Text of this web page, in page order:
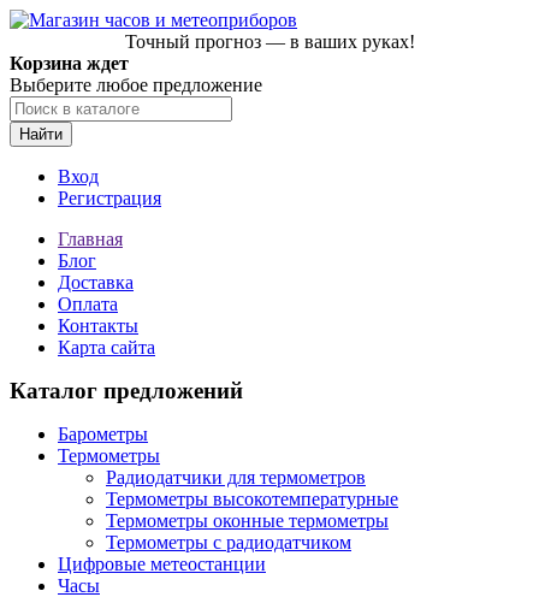
Точный прогноз — в ваших руках!
Корзина ждет
Выберите любое предложение
Найти
Вход
Регистрация
Главная
Блог
Доставка
Оплата
Контакты
Карта сайта
Каталог предложений
Барометры
Термометры
Радиодатчики для термометров
Термометры высокотемпературные
Термометры оконные термометры
Термометры с радиодатчиком
Цифровые метеостанции
Часы